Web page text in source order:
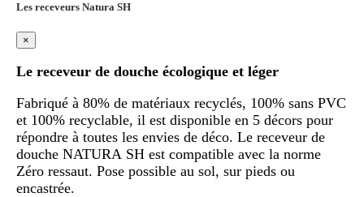
Les receveurs Natura SH
×
Le receveur de douche écologique et léger
Fabriqué à 80% de matériaux recyclés, 100% sans PVC
et 100% recyclable, il est disponible en 5 décors pour
répondre à toutes les envies de déco. Le receveur de
douche NATURA SH est compatible avec la norme
Zéro ressaut. Pose possible au sol, sur pieds ou
encastrée.